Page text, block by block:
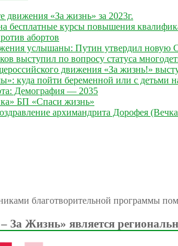
движения «За жизнь» за 2023г.
бесплатные курсы повышения
абортов
услышаны: Путин утвердил новую
выступил по вопросу статуса
движения «За жизнь!»
куда пойти беременной или с детьми
Демография — 2035
БП «Спаси жизнь»
архимандрита Дорофея
благотворительной программы
Жизнь» является